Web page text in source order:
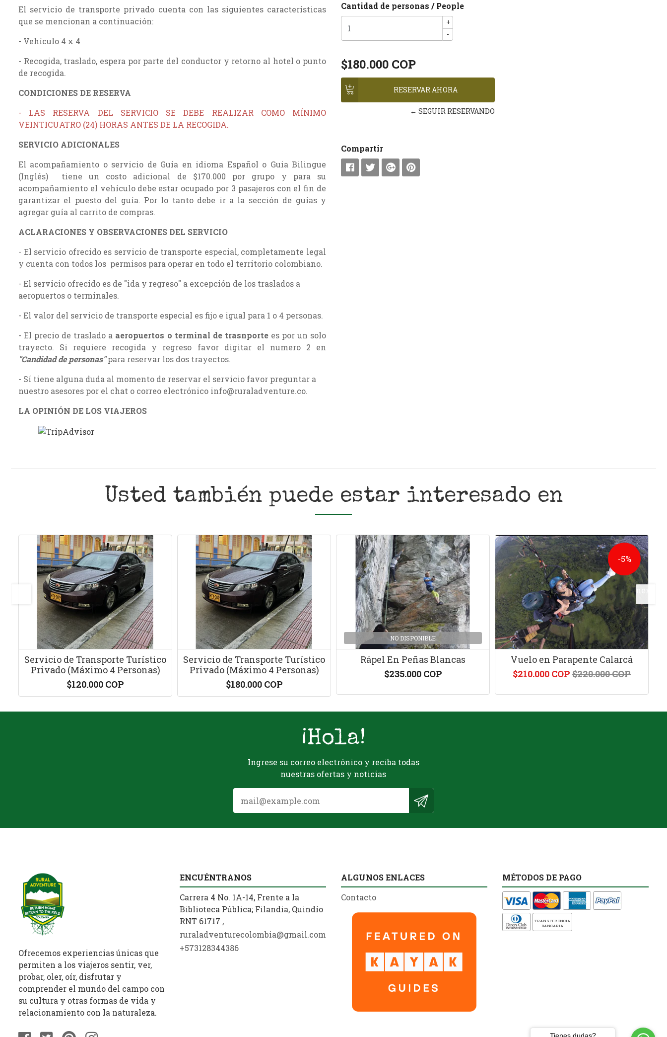
El servicio de transporte privado cuenta con las siguientes características
que se mencionan a continuación:
- Vehículo 4 x 4
- Recogida, traslado, espera por parte del conductor y retorno al hotel o punto
de recogida.
CONDICIONES DE RESERVA
- LAS RESERVA DEL SERVICIO SE DEBE REALIZAR COMO MÍNIMO
VEINTICUATRO (24) HORAS ANTES DE LA RECOGIDA.
SERVICIO ADICIONALES
El acompañamiento o servicio de Guía en idioma Español o Guia Bilingue
(Inglés) tiene un costo adicional de $170.000 por grupo y para su
acompañamiento el vehículo debe estar ocupado por 3 pasajeros con el fin de
garantizar el puesto del guía. Por lo tanto debe ir a la sección de guías y
agregar guía al carrito de compras.
ACLARACIONES Y OBSERVACIONES DEL SERVICIO
- El servicio ofrecido es servicio de transporte especial, completamente legal
y cuenta con todos los permisos para operar en todo el territorio colombiano.
- El servicio ofrecido es de "ida y regreso" a excepción de los traslados a
aeropuertos o terminales.
- El valor del servicio de transporte especial es fijo e igual para 1 o 4 personas.
- El precio de traslado a aeropuertos o terminal de trasnportees por un solo
trayecto. Si requiere recogida y regreso favor digitar el numero 2 en
"Candidad de personas"para reservar los dos trayectos.
- Sí tiene alguna duda al momento de reservar el servicio favor preguntar a
nuestro asesores por el chat o correo electrónico info@ruraladventure.co.
LA OPINIÓN DE LOS VIAJEROS
Cantidad de personas / People
+
-
$180.000 COP
← SEGUIR RESERVANDO
Compartir
Usted también puede estar interesado en
Servicio de Transporte Turístico
Privado (Máximo 4 Personas)
$120.000 COP
Servicio de Transporte Turístico
Privado (Máximo 4 Personas)
$180.000 COP
NO DISPONIBLE
Rápel En Peñas Blancas
$235.000 COP
-5%
Vuelo en Parapente Calarcá
$210.000 COP $220.000 COP
¡Hola!
Ingrese su correo electrónico y reciba todas
nuestras ofertas y noticias
Ofrecemos experiencias únicas que
permiten a los viajeros sentir, ver,
probar, oler, oír, disfrutar y
comprender el mundo del campo con
su cultura y otras formas de vida y
relacionamiento con la naturaleza.
ENCUÉNTRANOS
Carrera 4 No. 1A-14, Frente a la
Biblioteca Pública; Filandia, Quindío
RNT 61717 ,
ruraladventurecolombia@gmail.com
+573128344386
ALGUNOS ENLACES
Contacto
MÉTODOS DE PAGO
TRANSFERENCIA
BANCARIA